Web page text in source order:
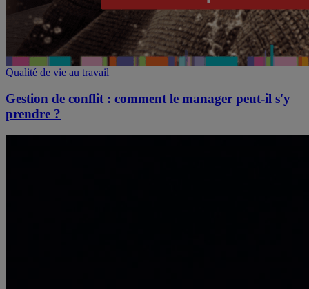
Qualité de vie au travail
Gestion de conflit : comment le manager peut-il s'y
prendre ?